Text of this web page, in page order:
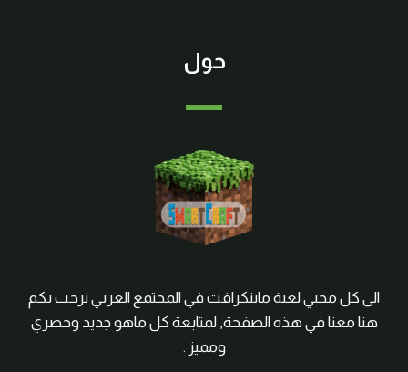
حول
الى كل محبي لعبة ماينكرافت في المجتمع العربي نرحب بكم
هنا معنا في هذه الصفحة, لمتابعة كل ماهو جديد وحصري
ومميز .